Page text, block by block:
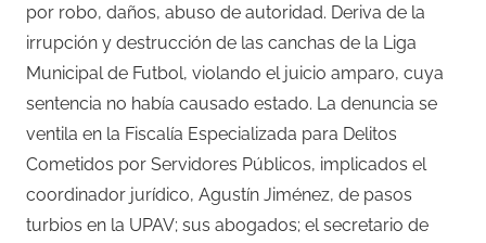
por robo, daños, abuso de autoridad. Deriva de la
irrupción y destrucción de las canchas de la Liga
Municipal de Futbol, violando el juicio amparo, cuya
sentencia no había causado estado. La denuncia se
ventila en la Fiscalía Especializada para Delitos
Cometidos por Servidores Públicos, implicados el
coordinador jurídico, Agustín Jiménez, de pasos
turbios en la UPAV; sus abogados; el secretario de